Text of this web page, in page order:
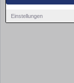
Einstellungen